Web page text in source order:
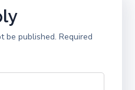
be published. Required